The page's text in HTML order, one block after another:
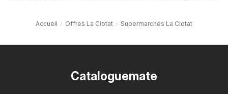
Accueil Offres La Ciotat Supermarchés La Ciotat
Cataloguemate